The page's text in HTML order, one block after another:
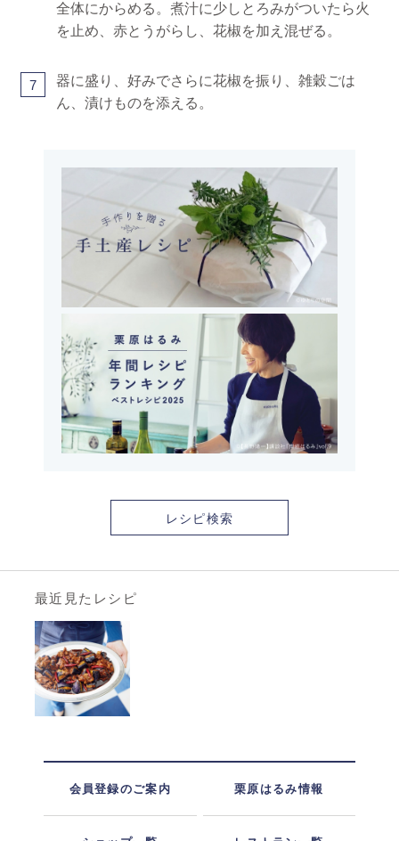
全体にからめる。煮汁に少しとろみがついたら火
を止め、赤とうがらし、花椒を加え混ぜる。
7
器に盛り、好みでさらに花椒を振り、雑穀ごは
ん、漬けものを添える。
レシピ検索
最近見たレシピ
会員登録のご案内 栗原はるみ情報